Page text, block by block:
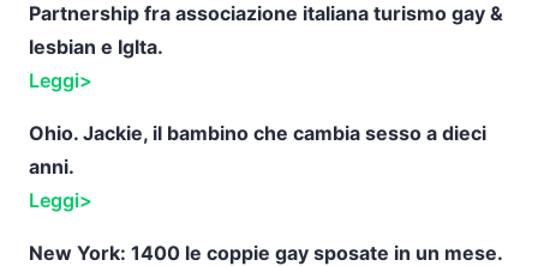
Partnership fra associazione italiana turismo gay &
lesbian e Iglta.
Leggi>
Ohio. Jackie, il bambino che cambia sesso a dieci
anni.
Leggi>
New York: 1400 le coppie gay sposate in un mese.